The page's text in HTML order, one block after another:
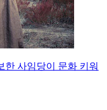
한 사임당이 문화 키워